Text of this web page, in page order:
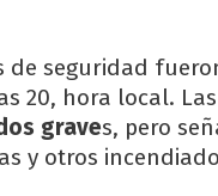
de seguridad
20, hora local.
graves, pero
y otros